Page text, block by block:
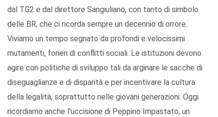
dal TG2 e dal direttore Sangiuliano, con tanto di simbolo
delle BR, che ci ricorda sempre un decennio di orrore.
Viviamo un tempo segnato da profondi e velocissimi
mutamenti, forieri di conflitti sociali. Le istituzioni devono
agire con politiche di sviluppo tali da arginare le sacche di
diseguaglianze e di disparità e per incentivare la cultura
della legalità, soprattutto nelle giovani generazioni. Oggi
ricordiamo anche l'uccisione di Peppino Impastato, un